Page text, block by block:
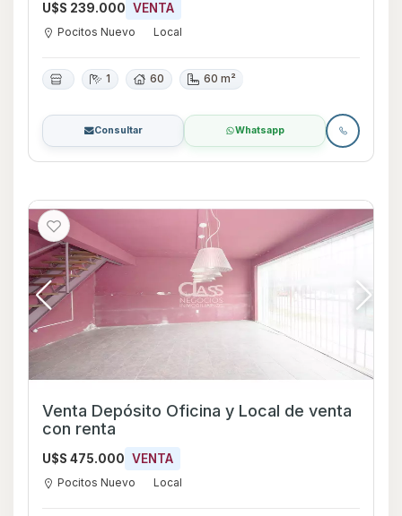
U$S 239.000 VENTA
Pocitos Nuevo Local
1 60 60 m²
Consultar Whatsapp
Venta Depósito Oficina y Local de venta
con renta
U$S 475.000 VENTA
Pocitos Nuevo Local